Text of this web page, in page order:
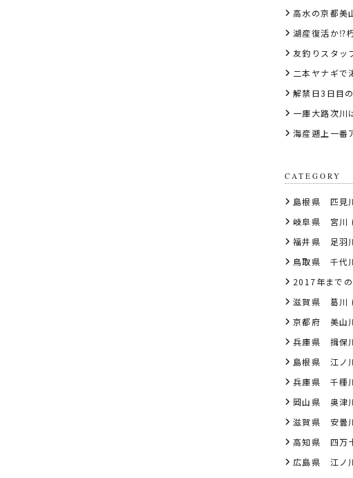
高水の京都美山川
湖産復活か⁉
友釣りスタッ
二本ヤナギで
解禁日3日目の高津川
一庫大路次川は小
海産遡上一番アユをタ
CATEGORY
島根県 匹見
岐阜県 宮川
福井県 足羽
鳥取県 千代
2017年までの
滋賀県 葛川
京都府 美山
兵庫県 揖保
島根県 江ノ
兵庫県 千種
岡山県 奥津
滋賀県 安曇
高知県 四万
広島県 江ノ